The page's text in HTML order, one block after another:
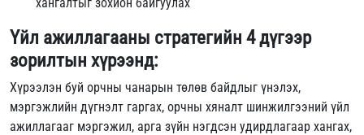
Үйл ажиллагааны стратегийн 4 дүгээр
зорилтын хүрээнд:
Хүрээлэн буй орчны чанарын төлөв байдлыг үнэлэх,
мэргэжлийн дүгнэлт гаргах, орчны хяналт шинжилгээний үйл
ажиллагааг мэргэжил, арга зүйн нэгдсэн удирдлагаар хангах,